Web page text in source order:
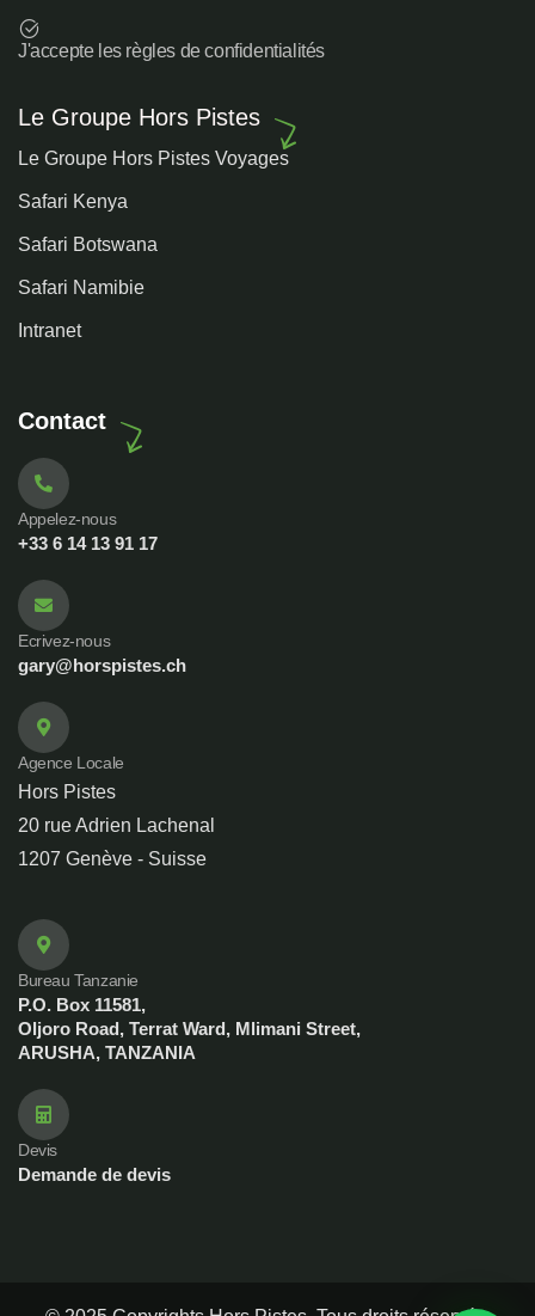
J'accepte les règles de confidentialités
Le Groupe Hors Pistes
Le Groupe Hors Pistes Voyages
Safari Kenya
Safari Botswana
Safari Namibie
Intranet
Contact
Appelez-nous
+33 6 14 13 91 17
Ecrivez-nous
gary@horspistes.ch
Agence Locale
Hors Pistes
20 rue Adrien Lachenal
1207 Genève - Suisse
Bureau Tanzanie
P.O. Box 11581,
Oljoro Road, Terrat Ward, Mlimani Street,
ARUSHA, TANZANIA
Devis
Demande de devis